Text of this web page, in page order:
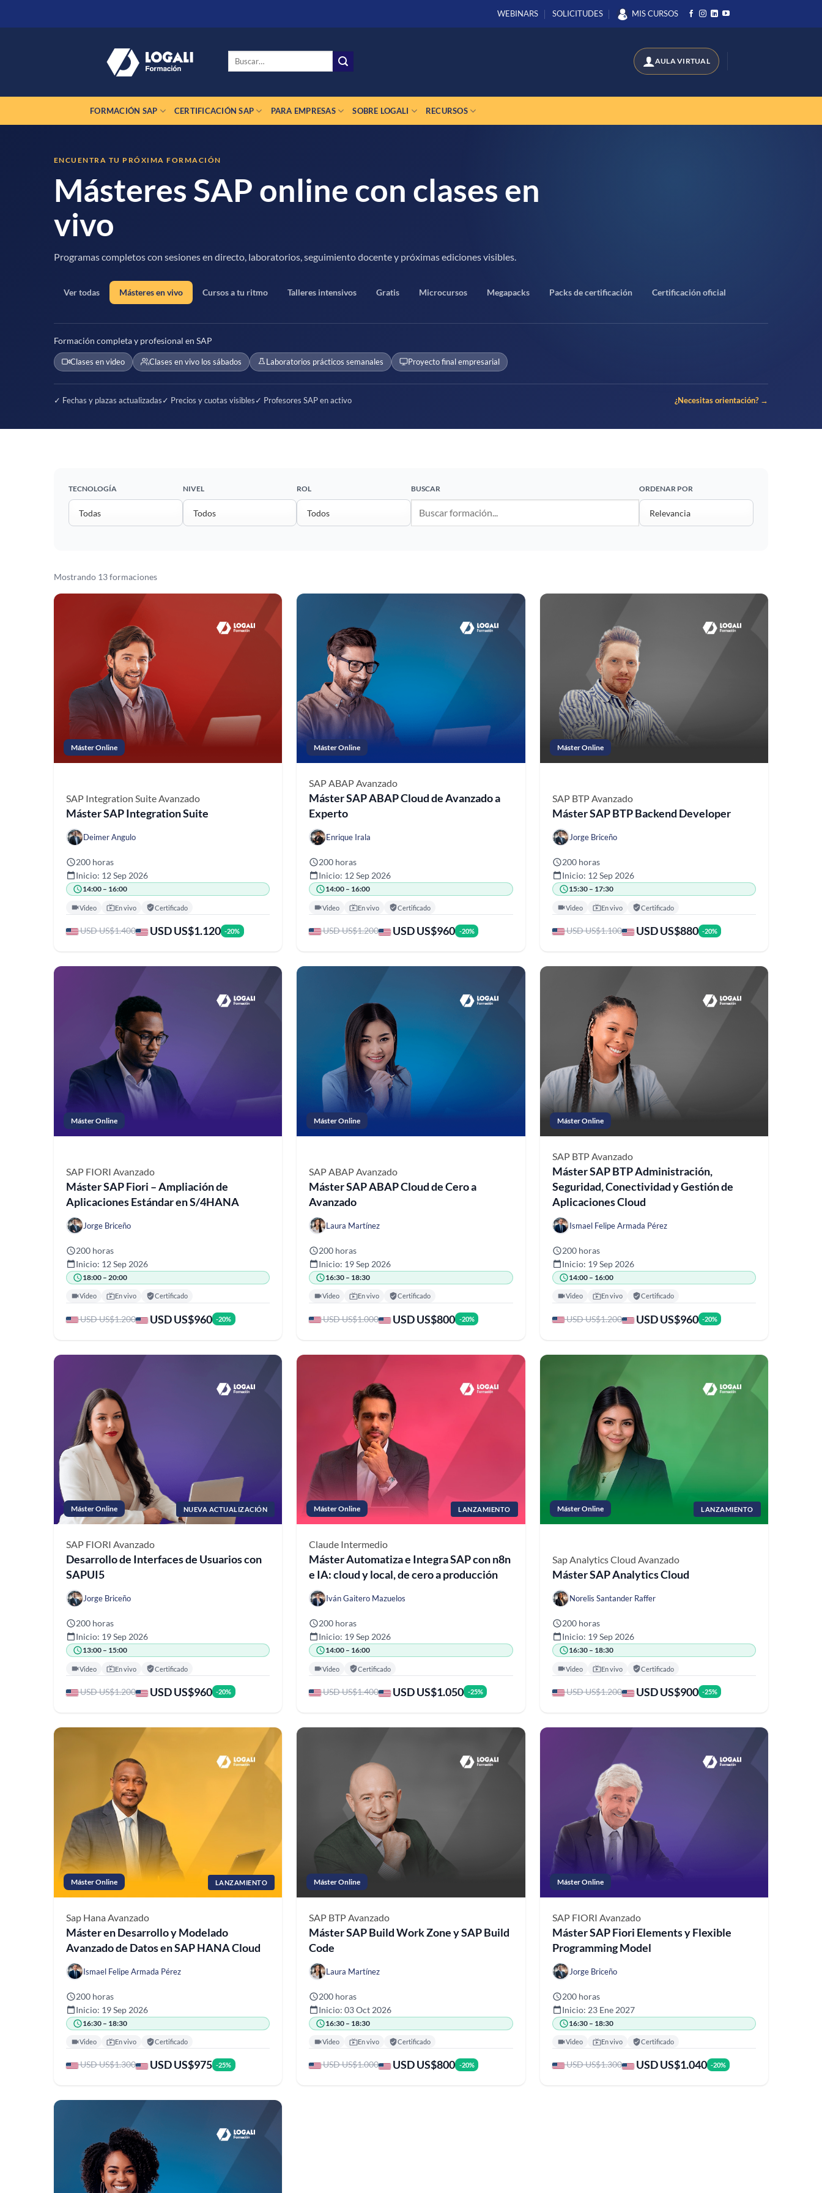
WEBINARS SOLICITUDES MIS CURSOS
Buscar
FORMACIÓN SAP CERTIFICACIÓN SAP PARA EMPRESAS SOBRE LOGALI RECURSOS
ENCUENTRA TU PRÓXIMA FORMACIÓN
Másteres SAP online con clases en
vivo
Programas completos con sesiones en directo, laboratorios, seguimiento docente y próximas ediciones visibles.
Ver todas Másteres en vivo Cursos a tu ritmo Talleres intensivos Gratis Microcursos Megapacks Packs de certificación Certificación oficial
Formación completa y profesional en SAP
Clases en video Clases en vivo los sábados Laboratorios prácticos semanales Proyecto final empresarial
✓ Fechas y plazas actualizadas✓ Precios y cuotas visibles✓ Profesores SAP en activo ¿Necesitas orientación? →
TECNOLOGÍA NIVEL ROL BUSCAR ORDENAR POR
Mostrando 13 formaciones
Máster Online
SAP Integration SuiteAvanzado
Máster SAP Integration Suite
Deimer Angulo
200 horas
Inicio: 12 Sep 2026
14:00 – 16:00
Video En vivo Certificado
USD US$1.400 USD US$1.120 -20%
Máster Online
SAP ABAPAvanzado
Máster SAP ABAP Cloud de Avanzado a
Experto
Enrique Irala
200 horas
Inicio: 12 Sep 2026
14:00 – 16:00
Video En vivo Certificado
USD US$1.200 USD US$960 -20%
Máster Online
SAP BTPAvanzado
Máster SAP BTP Backend Developer
Jorge Briceño
200 horas
Inicio: 12 Sep 2026
15:30 – 17:30
Video En vivo Certificado
USD US$1.100 USD US$880 -20%
Máster Online
SAP FIORI Avanzado
Máster SAP Fiori – Ampliación de
Aplicaciones Estándar en S/4HANA
Jorge Briceño
200 horas
Inicio: 12 Sep 2026
18:00 – 20:00
Video En vivo Certificado
USD US$1.200 USD US$960 -20%
Máster Online
SAP ABAP Avanzado
Máster SAP ABAP Cloud de Cero a
Avanzado
Laura Martínez
200 horas
Inicio: 19 Sep 2026
16:30 – 18:30
Video En vivo Certificado
USD US$1.000 USD US$800 -20%
Máster Online
SAP BTP Avanzado
Máster SAP BTP Administración,
Seguridad, Conectividad y Gestión de
Aplicaciones Cloud
Ismael Felipe Armada Pérez
200 horas
Inicio: 19 Sep 2026
14:00 – 16:00
Video En vivo Certificado
USD US$1.200 USD US$960 -20%
Máster Online NUEVA ACTUALIZACIÓN
SAP FIORI Avanzado
Desarrollo de Interfaces de Usuarios con
SAPUI5
Jorge Briceño
200 horas
Inicio: 19 Sep 2026
13:00 – 15:00
Video En vivo Certificado
USD US$1.200 USD US$960 -20%
Máster Online LANZAMIENTO
Claude Intermedio
Máster Automatiza e Integra SAP con n8n
e IA: cloud y local, de cero a producción
Iván Gaitero Mazuelos
200 horas
Inicio: 19 Sep 2026
14:00 – 16:00
Video Certificado
USD US$1.400 USD US$1.050 -25%
Máster Online LANZAMIENTO
Sap Analytics Cloud Avanzado
Máster SAP Analytics Cloud
Norelis Santander Raffer
200 horas
Inicio: 19 Sep 2026
16:30 – 18:30
Video En vivo Certificado
USD US$1.200 USD US$900 -25%
Máster Online LANZAMIENTO
Sap Hana Avanzado
Máster en Desarrollo y Modelado
Avanzado de Datos en SAP HANA Cloud
Ismael Felipe Armada Pérez
200 horas
Inicio: 19 Sep 2026
16:30 – 18:30
Video En vivo Certificado
USD US$1.300 USD US$975 -25%
Máster Online
SAP BTP Avanzado
Máster SAP Build Work Zone y SAP Build
Code
Laura Martínez
200 horas
Inicio: 03 Oct 2026
16:30 – 18:30
Video En vivo Certificado
USD US$1.000 USD US$800 -20%
Máster Online
SAP FIORI Avanzado
Máster SAP Fiori Elements y Flexible
Programming Model
Jorge Briceño
200 horas
Inicio: 23 Ene 2027
16:30 – 18:30
Video En vivo Certificado
USD US$1.300 USD US$1.040 -20%